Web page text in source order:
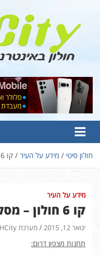
content
Hcity – חולון באינטרנט
פורטל החדשות והמידע של חולון
חולון סיטי מידע על העיר קו 6 חולון – מסלול ותחנות
מידע על העיר
קו 6 חולון – מסלול ותחנות
ינואר 12, 2015 מערכת HCity
תחנות מצפון דרום: